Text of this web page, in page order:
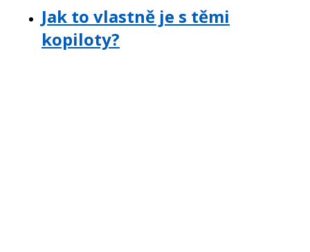
Jak to vlastně je s těmi
kopiloty?